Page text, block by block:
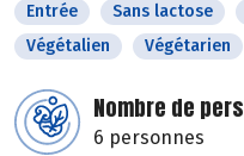
Entrée Sans lactose
Végétalien
Végétarien
Nombre de
6 personnes